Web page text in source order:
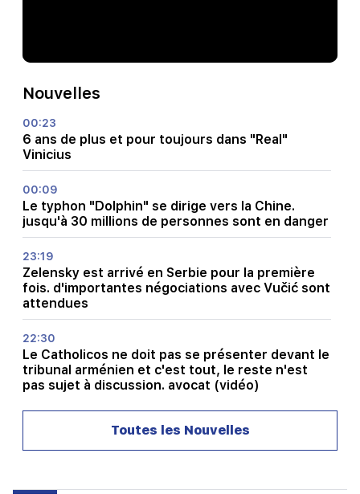
Nouvelles
00:23
6 ans de plus et pour toujours dans "Real"
Vinicius
00:09
Le typhon "Dolphin" se dirige vers la Chine.
jusqu'à 30 millions de personnes sont en danger
23:19
Zelensky est arrivé en Serbie pour la première
fois. d'importantes négociations avec Vučić sont
attendues
22:30
Le Catholicos ne doit pas se présenter devant le
tribunal arménien et c'est tout, le reste n'est
pas sujet à discussion. avocat (vidéo)
Les détails sur les victimes de la fusillade dans
une école thaïlandaise sont connus
21:30
Toutes les Nouvelles